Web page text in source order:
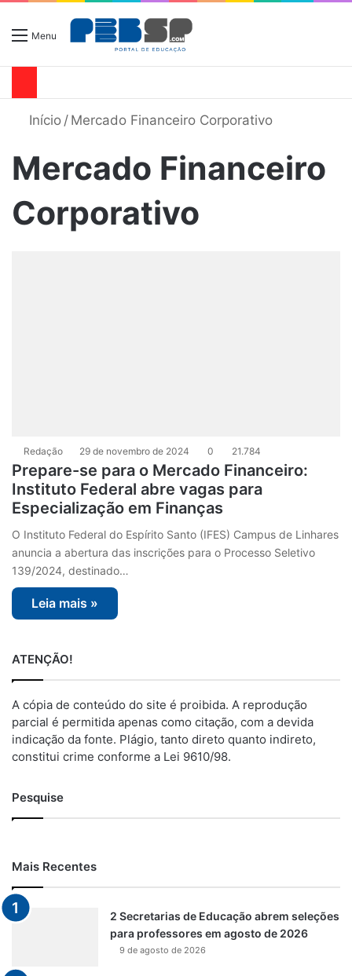
Menu
Início / Mercado Financeiro Corporativo
Mercado Financeiro
Corporativo
Redação 29 de novembro de 2024 0 21.784
Prepare-se para o Mercado Financeiro:
Instituto Federal abre vagas para
Especialização em Finanças
O Instituto Federal do Espírito Santo (IFES) Campus de Linhares
anuncia a abertura das inscrições para o Processo Seletivo
139/2024, destinado…
Leia mais »
ATENÇÃO!
A cópia de conteúdo do site é proibida. A reprodução
parcial é permitida apenas como citação, com a devida
indicação da fonte. Plágio, tanto direto quanto indireto,
constitui crime conforme a Lei 9610/98.
Pesquise
Mais Recentes
2 Secretarias de Educação abrem seleções
para professores em agosto de 2026
9 de agosto de 2026